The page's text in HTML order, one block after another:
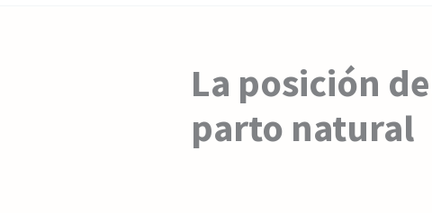
La posición
parto natural